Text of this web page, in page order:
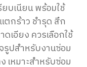
บเนียน พร้อมใช้
ตกร้าว ชำรุด สึก
เอียง ควรเลือกใช้
รูปสำหรับงานซ่อม
เหมาะสำหรับซ่อม